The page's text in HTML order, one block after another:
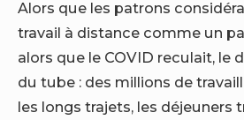
Alors que les patrons
travail à distance comme un
alors que le COVID reculait, le
du tube : des millions de
les longs trajets, les déjeuners